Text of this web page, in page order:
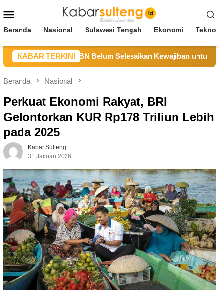
ke
Mobile
Beranda Nasional Sulawesi Tengah Ekonomi
KABAR TERKINI
Sebut CV BBN Belum Selesaikan Kewajiban untuk Kegiatan
Beranda Nasional
Perkuat Ekonomi Rakyat, BRI
Gelontorkan KUR Rp178 Triliun Lebih
pada 2025
Kabar Sulteng
31 Januari 2026